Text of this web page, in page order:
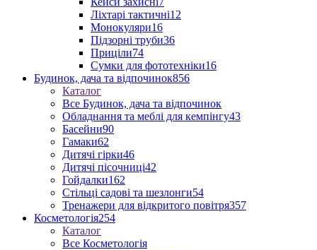
Ліхтарі тактичні12
Монокуляри16
Підзорні труби36
Приціли74
Сумки для фототехніки16
Будинок, дача та відпочинок856
Каталог
Все Будинок, дача та відпочинок
Обладнання та меблі для кемпінгу43
Басейни90
Гамаки62
Дитячі гірки46
Дитячі пісочниці42
Гойдалки162
Стільці садові та шезлонги54
Тренажери для відкритого повітря357
Косметологія254
Каталог
Все Косметологія